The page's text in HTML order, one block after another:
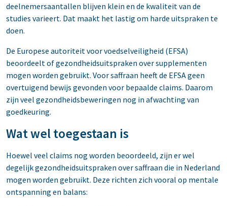
deelnemersaantallen blijven klein en de kwaliteit van de
studies varieert. Dat maakt het lastig om harde uitspraken te
doen.
De Europese autoriteit voor voedselveiligheid (EFSA)
beoordeelt of gezondheidsuitspraken over supplementen
mogen worden gebruikt. Voor saffraan heeft de EFSA geen
overtuigend bewijs gevonden voor bepaalde claims. Daarom
zijn veel gezondheidsbeweringen nog in afwachting van
goedkeuring.
Wat wel toegestaan is
Hoewel veel claims nog worden beoordeeld, zijn er wel
degelijk gezondheidsuitspraken over saffraan die in Nederland
mogen worden gebruikt. Deze richten zich vooral op mentale
ontspanning en balans: